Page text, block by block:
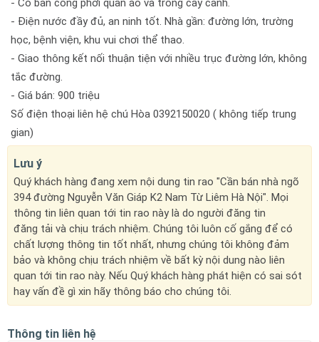
- Có ban công phơi quần áo và trồng cây cảnh.
- Điện nước đầy đủ, an ninh tốt. Nhà gần: đường lớn, trường
học, bệnh viện, khu vui chơi thể thao.
- Giao thông kết nối thuận tiện với nhiều trục đường lớn, không
tắc đường.
- Giá bán: 900 triệu
Số điện thoại liên hệ chú Hòa 0392150020 ( không tiếp trung
gian)
Lưu ý
Quý khách hàng đang xem nội dung tin rao "Cần bán nhà ngõ
394 đường Nguyễn Văn Giáp K2 Nam Từ Liêm Hà Nội". Mọi
thông tin liên quan tới tin rao này là do người đăng tin
đăng tải và chịu trách nhiệm. Chúng tôi luôn cố gắng để có
chất lượng thông tin tốt nhất, nhưng chúng tôi không đảm
bảo và không chịu trách nhiệm về bất kỳ nội dung nào liên
quan tới tin rao này. Nếu Quý khách hàng phát hiện có sai sót
hay vấn đề gì xin hãy thông báo cho chúng tôi.
Thông tin liên hệ